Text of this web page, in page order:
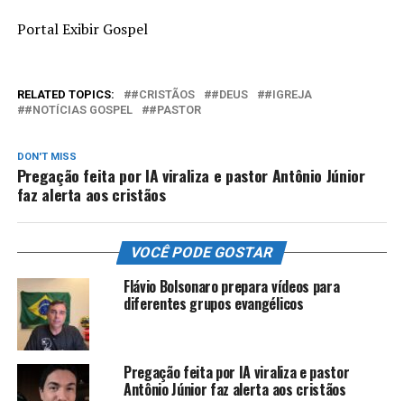
Portal Exibir Gospel
RELATED TOPICS: #CRISTÃOS #DEUS
#IGREJA
#NOTÍCIAS GOSPEL
#PASTOR
DON'T MISS
Pregação feita por IA viraliza e pastor Antônio Júnior
faz alerta aos cristãos
VOCÊ PODE GOSTAR
Flávio Bolsonaro prepara vídeos para
diferentes grupos evangélicos
Pregação feita por IA viraliza e pastor
Antônio Júnior faz alerta aos cristãos